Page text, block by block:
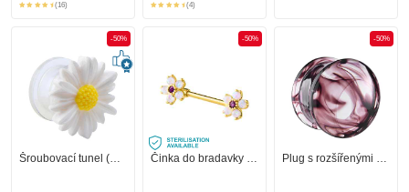
(16) (4)
-50% -50% -50%